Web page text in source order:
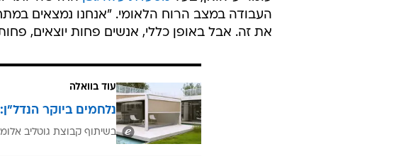
העבודה במצב הרוח הלאומי. "אנחנו נמצאים
את זה. אבל באופן כללי, אנשים פחות יוצאים,
עוד בוואלה
נלחמים ביוקר
בשיתוף קבוצת גוטליב